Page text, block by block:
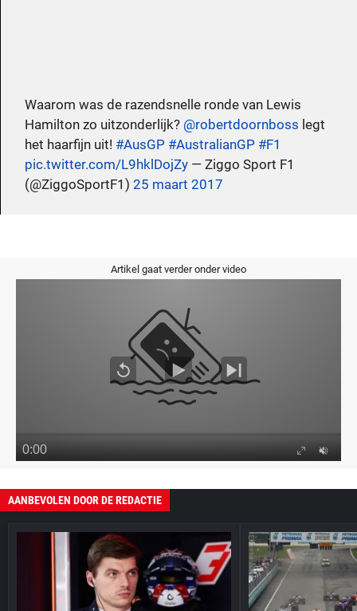
Waarom was de razendsnelle ronde van Lewis
Hamilton zo uitzonderlijk? @robertdoornboss legt
het haarfijn uit! #AusGP #AustralianGP #F1
pic.twitter.com/L9hklDojZy — Ziggo Sport F1
(@ZiggoSportF1) 25 maart 2017
Artikel gaat verder onder video
AANBEVOLEN DOOR DE REDACTIE